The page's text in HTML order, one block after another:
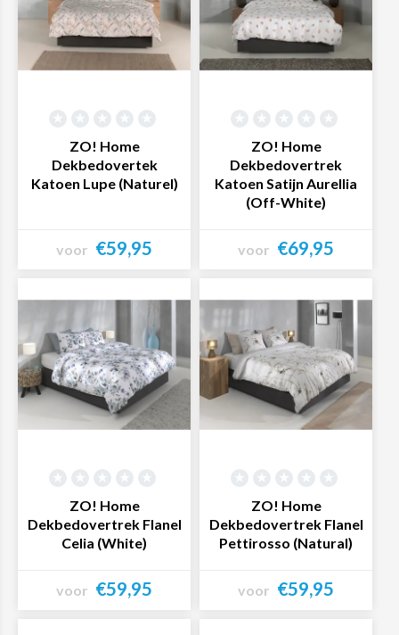
ZO! Home
Dekbedovertek
Katoen Lupe (Naturel)
voor €59,95
ZO! Home
Dekbedovertrek
Katoen Satijn Aurellia
(Off-White)
voor €69,95
ZO! Home
Dekbedovertrek Flanel
Celia (White)
voor €59,95
ZO! Home
Dekbedovertrek Flanel
Pettirosso (Natural)
voor €59,95